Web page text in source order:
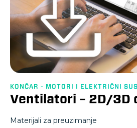
KONČAR - MOTORI I ELEKTRIČNI
Ventilatori – 2D/3D
Materijali za preuzimanje